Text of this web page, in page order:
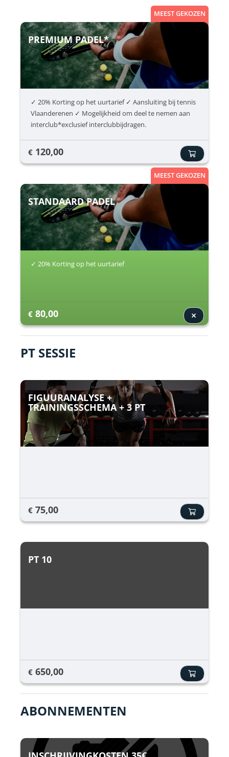
MEEST GEKOZEN
PREMIUM PADEL*
✓ 20% Korting op het uurtarief ✓ Aansluiting bij tennis
Vlaanderenen ✓ Mogelijkheid om deel te nemen aan
interclub*exclusief interclubbijdragen.
€ 120,00
MEEST GEKOZEN
STANDAARD PADEL
✓ 20% Korting op het uurtarief
€ 80,00
PT SESSIE
FIGUURANALYSE +
TRAININGSSCHEMA + 3 PT
€ 75,00
PT 10
€ 650,00
ABONNEMENTEN